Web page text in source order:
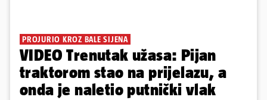
PROJURIO KROZ BALE SIJENA
VIDEO Trenutak užasa: Pijan
traktorom stao na prijelazu, a
onda je naletio putnički vlak